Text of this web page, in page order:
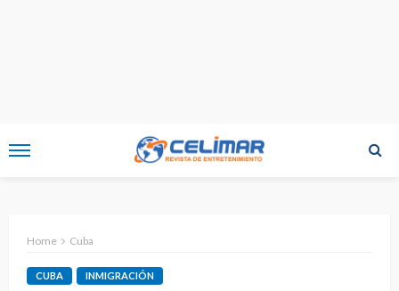
Home Cuba
CUBA INMIGRACIÓN